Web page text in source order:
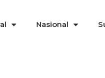
Nasional